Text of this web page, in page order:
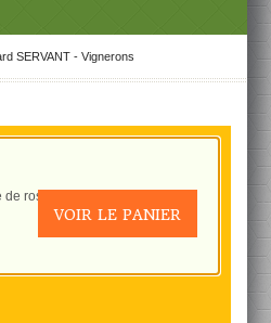
SERVANT - Vignerons
rose» a été ajouté à votre
VOIR LE PANIER